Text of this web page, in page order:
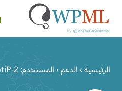
المحتوى
الرئيسية›الدعم›المستخدم: santiP-2